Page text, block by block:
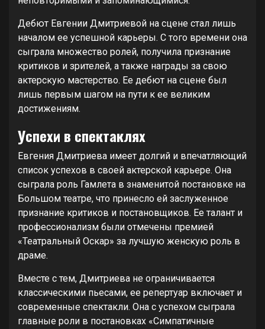
Дебют Евгении Дмитриевой на сцене стал лишь
началом ее успешной карьеры. С того времени она
сыграла множество ролей, получила признание
критиков и зрителей, а также награды за свою
актерскую мастерство. Ее дебют на сцене был
лишь первым шагом на пути к ее великим
достижениям.
Успехи в спектаклях
Евгения Дмитриева имеет долгий и впечатляющий
список успехов в своей актерской карьере. Она
сыграла роль Гамлета в знаменитой постановке на
Большом театре, что принесло ей заслуженное
признание критиков и постановщиков. Ее талант и
профессионализм были отмечены премией
«Театральный Оскар» за лучшую женскую роль в
драме.
Вместе с тем, Дмитриева не ограничивается
классическими пьесами, ее репертуар включает и
современные спектакли. Она с успехом сыграла
главные роли в постановках «Симпатичные